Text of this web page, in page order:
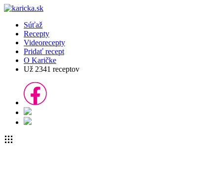
Súťaž
Recepty
Videorecepty
Pridať recept
O Karičke
Už 2341 receptov